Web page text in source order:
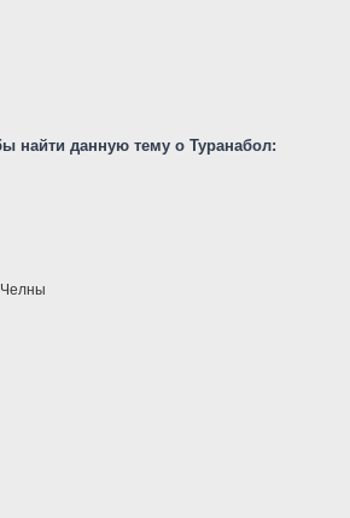
найти данную тему о Туранабол: